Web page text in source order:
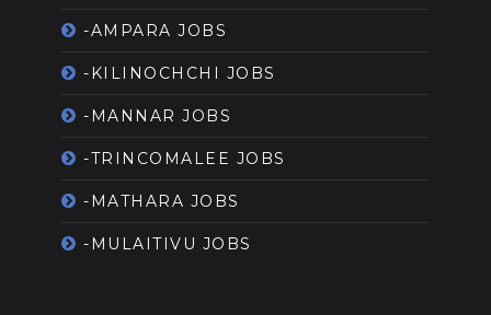
-AMPARA JOBS
-KILINOCHCHI JOBS
-MANNAR JOBS
-TRINCOMALEE JOBS
-MATHARA JOBS
-MULAITIVU JOBS